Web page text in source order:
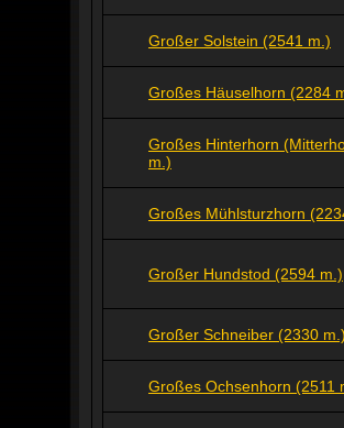
Großer Solstein (2541 m.)
Großes Häuselhorn (2284
Großes Hinterhorn
m.)
Großes Mühlsturzhorn
Großer Hundstod (2594 m.)
Großer Schneiber (2330
Großes Ochsenhorn (2511